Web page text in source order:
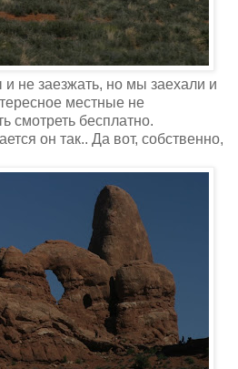
не заезжать, но мы заехали и
местные не
смотреть бесплатно.
он так.. Да вот, собственно,